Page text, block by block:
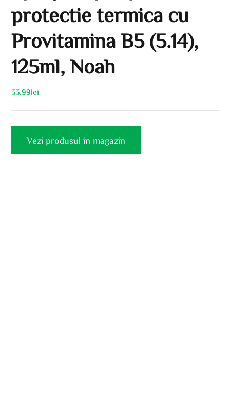
protectie termica cu
Provitamina B5 (5.14),
125ml, Noah
33.99lei
Vezi produsul in magazin